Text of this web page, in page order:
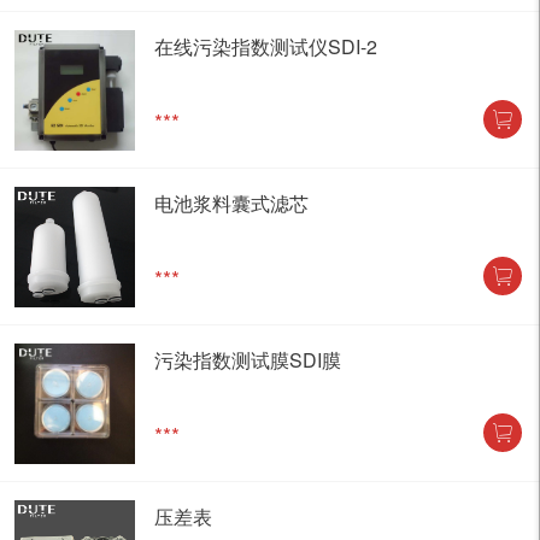
在线污染指数测试仪SDI-2
***
电池浆料囊式滤芯
***
污染指数测试膜SDI膜
***
压差表